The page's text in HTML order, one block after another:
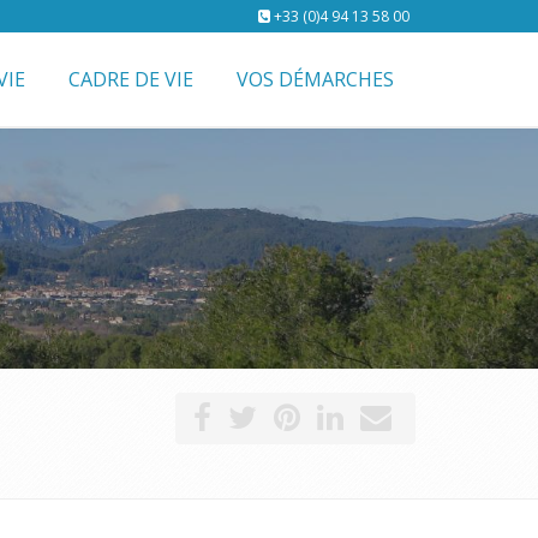
+33 (0)4 94 13 58 00
CADRE DE VIE VOS DÉMARCHES